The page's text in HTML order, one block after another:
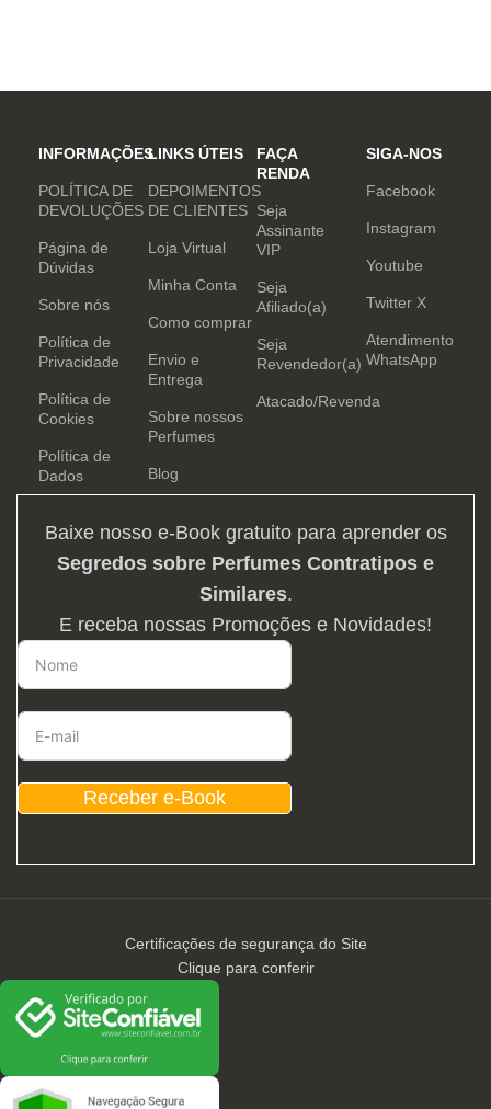
INFORMAÇÕES
POLÍTICA DE
DEVOLUÇÕES
Página de
Dúvidas
Sobre nós
Política de
Privacidade
Política de
Cookies
Política de
Dados
LINKS ÚTEIS
DEPOIMENTOS
DE CLIENTES
Loja Virtual
Minha Conta
Como comprar
Envio e
Entrega
Sobre nossos
Perfumes
Blog
FAÇA
RENDA
Seja
Assinante
VIP
Seja
Afiliado(a)
Seja
Revendedor(a)
Atacado/Revenda
SIGA-NOS
Facebook
Instagram
Youtube
Twitter X
Atendimento
WhatsApp
Baixe nosso e-Book gratuito para aprender os
Segredos sobre Perfumes Contratipos e
Similares.
E receba nossas Promoções e Novidades!
Receber e-Book
Certificações de segurança do Site
Clique para conferir